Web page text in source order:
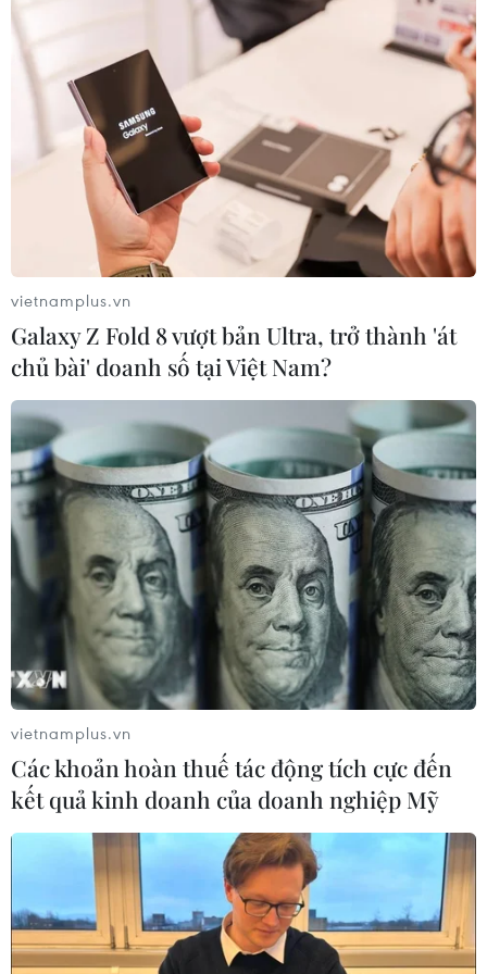
vietnamplus.vn
Galaxy Z Fold 8 vượt bản Ultra, trở thành 'át
chủ bài' doanh số tại Việt Nam?
vietnamplus.vn
Các khoản hoàn thuế tác động tích cực đến
kết quả kinh doanh của doanh nghiệp Mỹ